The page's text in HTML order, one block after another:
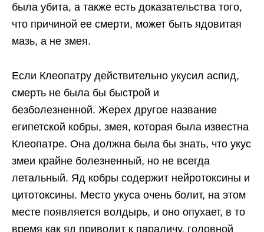
была убита, а также есть доказательства того,
что причиной ее смерти, может быть ядовитая
мазь, а не змея.
Если Клеопатру действительно укусил аспид,
смерть не была бы быстрой и
безболезненной. Жерех другое название
египетской кобры, змея, которая была известна
Клеопатре. Она должна была бы знать, что укус
змеи крайне болезненный, но не всегда
летальный. Яд кобры содержит нейротоксины и
цитотоксины. Место укуса очень болит, на этом
месте появляется волдырь, и оно опухает, в то
время как яд приводит к параличу, головной